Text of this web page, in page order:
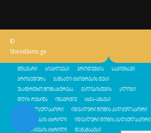
©
SheniEkimi.ge
მთავარი სიახლეები პროდუქცია საკითხავი
პროცედურა ჯანსაღი ცხოვრების წესი
უსაფრთხო მომსახურება ქალებისთვის ბლოგი
დღის რუტინა ინტერვიუ სხვა-ამბები
შენი კალკულატორი იდეალური წონის კალკულატორი
კალორიების ცხრილი იდეალური წონის კალკულატორი
კალორიების ცხრილი დანამატები